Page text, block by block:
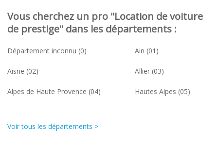
Vous cherchez un pro "Location de voiture
de prestige" dans les départements :
Département inconnu (0) Ain (01)
Aisne (02) Allier (03)
Alpes de Haute Provence (04) Hautes Alpes (05)
Voir tous les départements >